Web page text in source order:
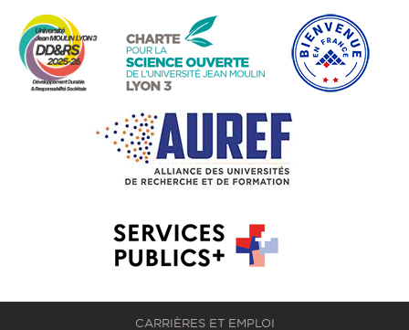
CARRIÈRES ET EMPLOI